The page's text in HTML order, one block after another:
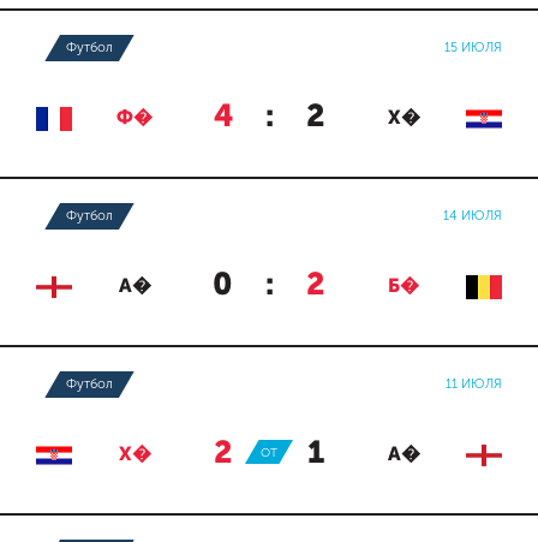
Футбол 15 ИЮЛЯ
Ф� 4 : 2 Х�
Футбол 14 ИЮЛЯ
А� 0 : 2 Б�
Футбол 11 ИЮЛЯ
Х� 2 : 1 А�
ОТ